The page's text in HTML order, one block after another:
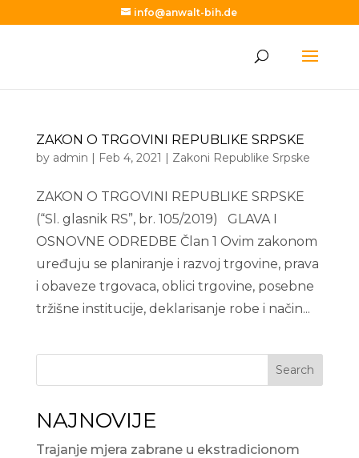
info@anwalt-bih.de
ZAKON O TRGOVINI REPUBLIKE SRPSKE
by admin | Feb 4, 2021 | Zakoni Republike Srpske
ZAKON O TRGOVINI REPUBLIKE SRPSKE
(“Sl. glasnik RS”, br. 105/2019) GLAVA I
OSNOVNE ODREDBE Član 1 Ovim zakonom
uređuju se planiranje i razvoj trgovine, prava
i obaveze trgovaca, oblici trgovine, posebne
tržišne institucije, deklarisanje robe i način...
Search
NAJNOVIJE
Trajanje mjera zabrane u ekstradicionom